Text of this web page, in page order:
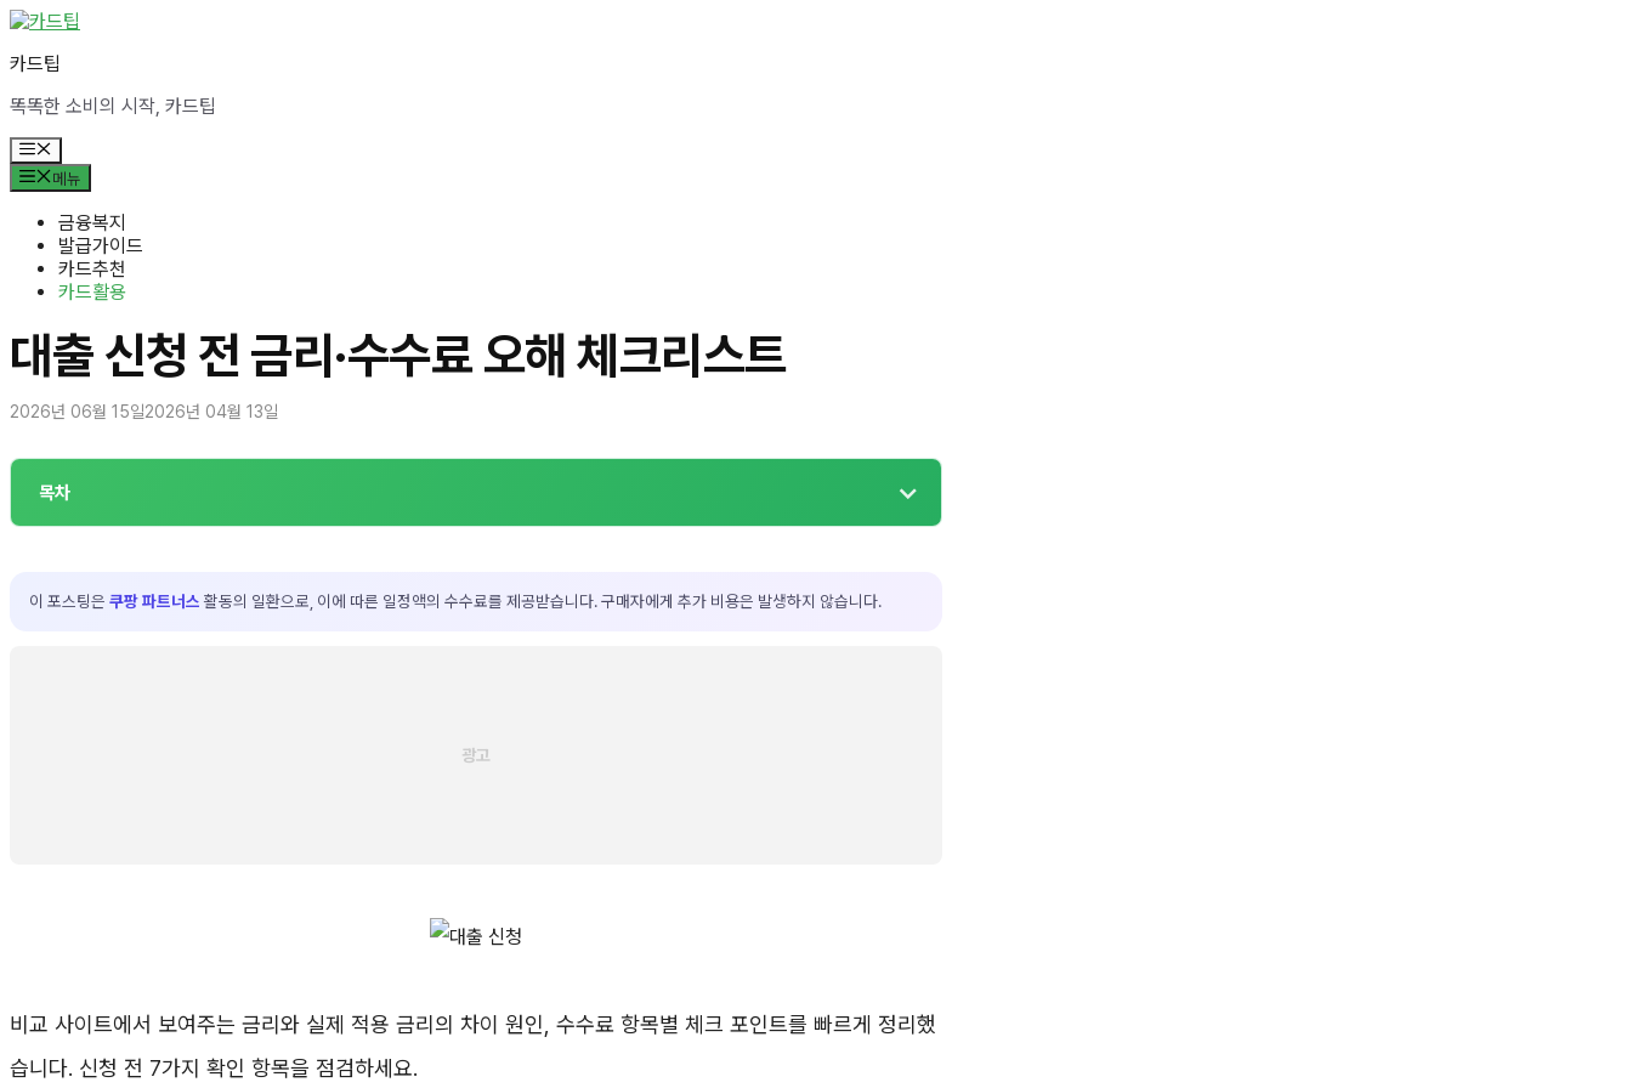
컨
츠
건
너
뛰
기
카드팁
똑똑한 소비의 시작, 카드팁
메
뉴
메뉴
금융복지
발급가이드
카드추천
카드활용
대출 신청 전 금리·수수료 오해 체크리스트
2026년 06월 15일2026년 04월 13일
목차
이 포스팅은 쿠팡 파트너스 활동의 일환으로, 이에 따른 일정액의 수수료를 제공받습니다. 구매자에게 추가 비용은 발생하지 않습니다.
비교 사이트에서 보여주는 금리와 실제 적용 금리의 차이 원인, 수수료 항목별 체크 포인트를 빠르게 정리했
습니다. 신청 전 7가지 확인 항목을 점검하세요.